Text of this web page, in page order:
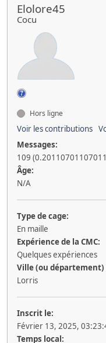
Elolore45
Cocu
Hors ligne
Voir les contributions
Messages:
109
Âge:
N/A
Type de cage:
En maille
Expérience de la CMC:
Quelques expériences
Ville (ou département)
Lorris
Inscrit le:
Février 13, 2025,
Temps local: